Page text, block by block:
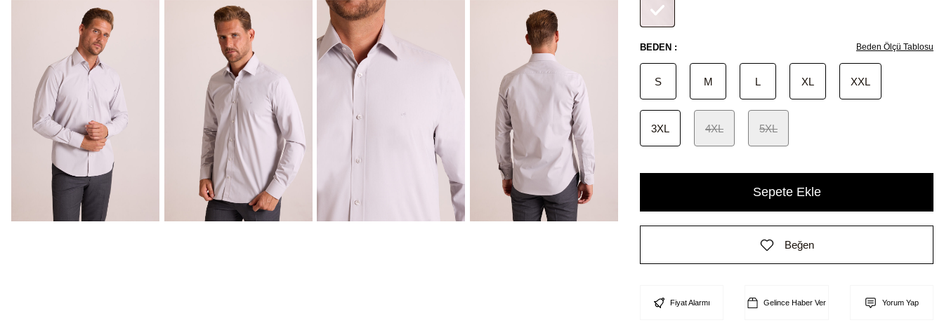
BEDEN : Beden Ölçü Tablosu
S M L XL XXL
3XL 4XL 5XL
Sepete Ekle
Beğen
Fiyat Alarmı Gelince Haber Ver Yorum Yap